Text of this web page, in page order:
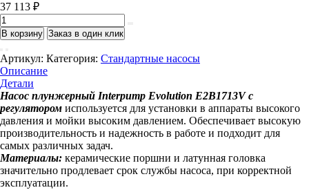
37 113 ₽
Количество
товара
Evolution
E2B1713V
с
регулятором
В корзину Заказ в один клик
Артикул: Категория: Стандартные насосы
Описание
Детали
Насос плунжерный Interpump Evolution E2B1713V с
регулятором используется для установки в аппараты высокого
давления и мойки высоким давлением. Обеспечивает высокую
производительность и надежность в работе и подходит для
самых различных задач.
Материалы: керамические поршни и латунная головка
значительно продлевает срок службы насоса, при корректной
эксплуатации.